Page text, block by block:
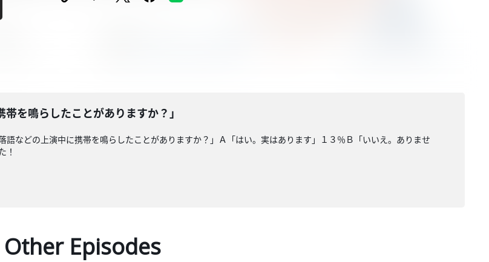
を鳴らしたことがありますか？」
語などの上演中に携帯を鳴らしたことがありますか？」Ａ「はい。実はあります」１３％Ｂ「いいえ。ありませ
！
Other Episodes